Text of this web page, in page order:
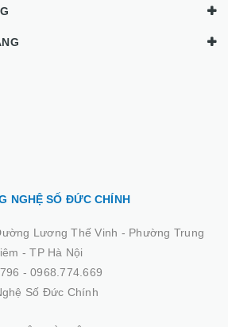
NGHỆ SỐ ĐỨC CHÍNH
Lương Thế Vinh - Phường Trung
- TP Hà Nội
- 0968.774.669
Số Đức Chính